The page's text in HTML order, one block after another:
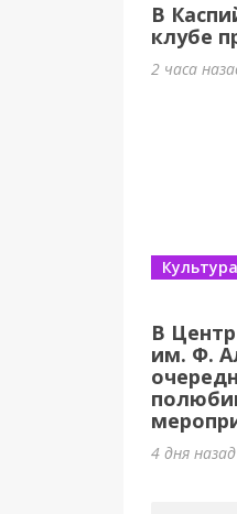
В
клубе
2 часа
В
им. Ф.
Культура
4 дня